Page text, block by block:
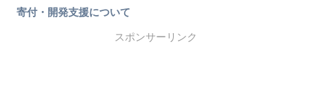
寄付・開発支援について
スポンサーリンク